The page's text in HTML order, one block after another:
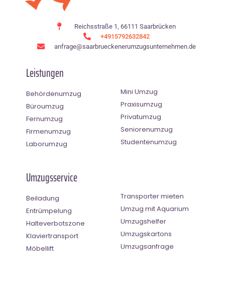
Reichsstraße 1, 66111 Saarbrücken
+4915792632842
anfrage@saarbrueckenerumzugsunternehmen.de
Leistungen
Behördenumzug
Büroumzug
Fernumzug
Firmenumzug
Laborumzug
Mini Umzug
Praxisumzug
Privatumzug
Seniorenumzug
Studentenumzug
Umzugsservice
Beiladung
Entrümpelung
Halteverbotszone
Klaviertransport
Möbellift
Transporter mieten
Umzug mit Aquarium
Umzugshelfer
Umzugskartons
Umzugsanfrage